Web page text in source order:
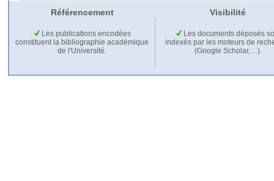
Référencement Visibilité
Les publications encodées
constituent la bibliographie académique
de l'Université.
Les documents déposés
indexés par les moteurs de
(Google Scholar,…).